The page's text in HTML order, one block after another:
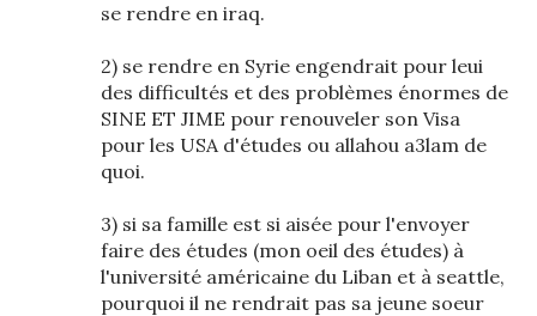
se rendre en iraq.
2) se rendre en Syrie engendrait pour leui
des difficultés et des problèmes énormes de
SINE ET JIME pour renouveler son Visa
pour les USA d'études ou allahou a3lam de
quoi.
3) si sa famille est si aisée pour l'envoyer
faire des études (mon oeil des études) à
l'université américaine du Liban et à seattle,
pourquoi il ne rendrait pas sa jeune soeur